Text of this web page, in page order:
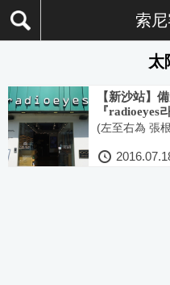
索
太
【新沙站】
『radioeyes
AOA、SJ、
(左至右為 張